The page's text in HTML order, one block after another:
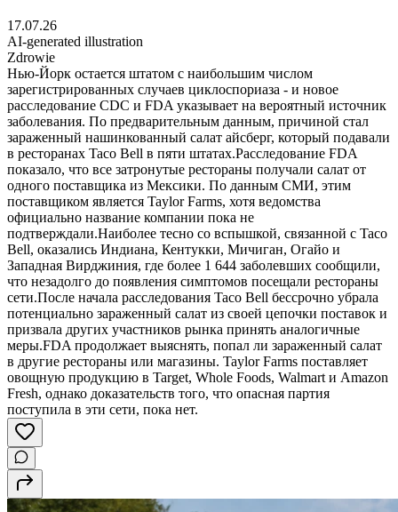
17.07.26
AI-generated illustration
Zdrowie
Нью-Йорк остается штатом с наибольшим числом
зарегистрированных случаев циклоспориаза - и новое
расследование CDC и FDA указывает на вероятный источник
заболевания. По предварительным данным, причиной стал
зараженный нашинкованный салат айсберг, который подавали
в ресторанах Taco Bell в пяти штатах.Расследование FDA
показало, что все затронутые рестораны получали салат от
одного поставщика из Мексики. По данным СМИ, этим
поставщиком является Taylor Farms, хотя ведомства
официально название компании пока не
подтверждали.Наиболее тесно со вспышкой, связанной с Taco
Bell, оказались Индиана, Кентукки, Мичиган, Огайо и
Западная Вирджиния, где более 1 644 заболевших сообщили,
что незадолго до появления симптомов посещали рестораны
сети.После начала расследования Taco Bell бессрочно убрала
потенциально зараженный салат из своей цепочки поставок и
призвала других участников рынка принять аналогичные
меры.FDA продолжает выяснять, попал ли зараженный салат
в другие рестораны или магазины. Taylor Farms поставляет
овощную продукцию в Target, Whole Foods, Walmart и Amazon
Fresh, однако доказательств того, что опасная партия
поступила в эти сети, пока нет.